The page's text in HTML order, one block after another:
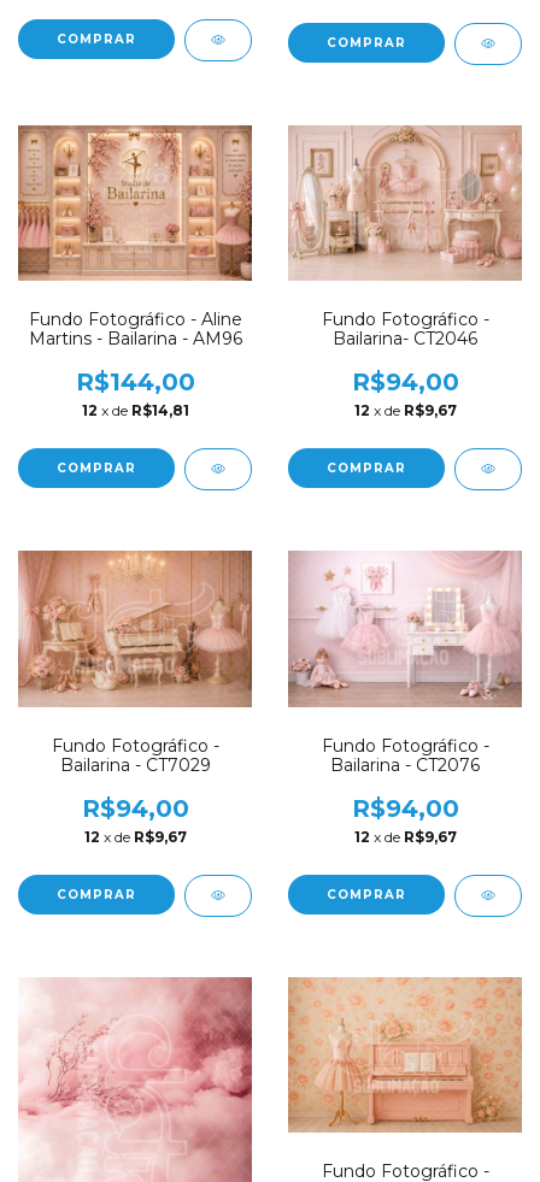
COMPRAR COMPRAR
Fundo Fotográfico - Aline
Martins - Bailarina - AM96
R$144,00
12 x de R$14,81
COMPRAR
Fundo Fotográfico -
Bailarina- CT2046
R$94,00
12 x de R$9,67
COMPRAR
Fundo Fotográfico -
Bailarina - CT7029
R$94,00
12 x de R$9,67
COMPRAR
Fundo Fotográfico -
Bailarina - CT2076
R$94,00
12 x de R$9,67
COMPRAR
Fundo Fotográfico -